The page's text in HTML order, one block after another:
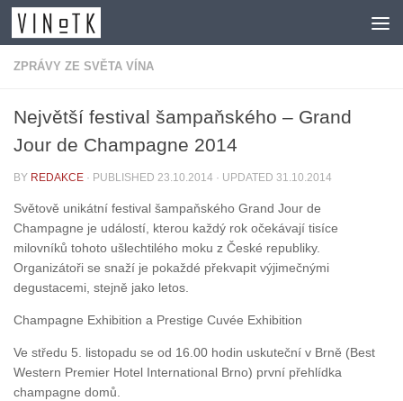
Skip to content
ZPRÁVY ZE SVĚTA VÍNA
Největší festival šampaňského – Grand
Jour de Champagne 2014
BY REDAKCE · PUBLISHED 23.10.2014 · UPDATED 31.10.2014
Světově unikátní festival šampaňského Grand Jour de
Champagne je událostí, kterou každý rok očekávají tisíce
milovníků tohoto ušlechtilého moku z České republiky.
Organizátoři se snaží je pokaždé překvapit výjimečnými
degustacemi, stejně jako letos.
Champagne Exhibition a Prestige Cuvée Exhibition
Ve středu 5. listopadu se od 16.00 hodin uskuteční v Brně (Best
Western Premier Hotel International Brno) první přehlídka
champagne domů.